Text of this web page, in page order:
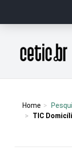
Página inicial
Home
TIC